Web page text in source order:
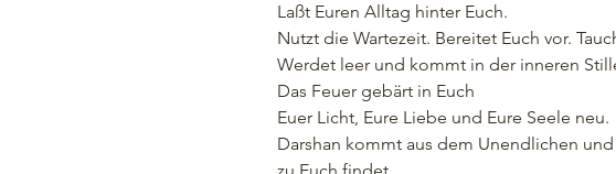
Laßt Euren Alltag hinter Euch.
Nutzt die Wartezeit. Bereitet Euch vor.
Werdet leer und kommt in der inneren
Das Feuer gebärt in Euch
Euer Licht, Eure Liebe und Eure Seele neu.
Darshan kommt aus dem Unendlichen